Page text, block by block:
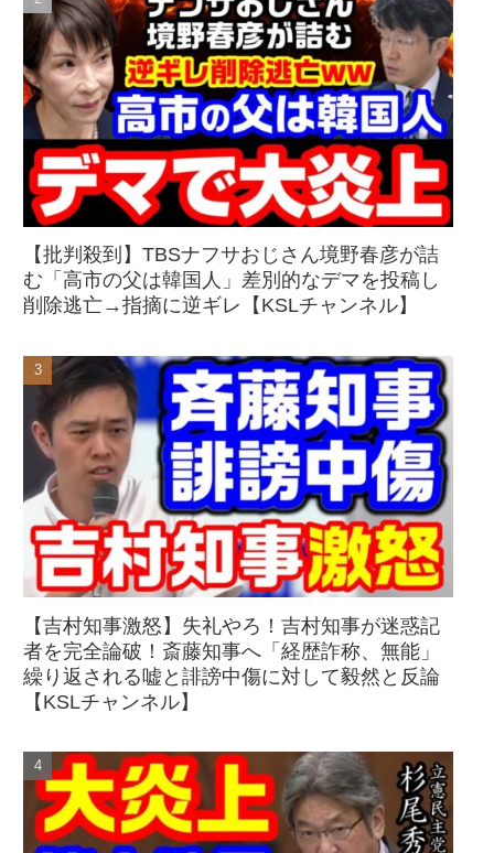
【批判殺到】TBSナフサおじさん境野春彦が詰
む「高市の父は韓国人」差別的なデマを投稿し
削除逃亡→指摘に逆ギレ【KSLチャンネル】
【吉村知事激怒】失礼やろ！吉村知事が迷惑記
者を完全論破！斎藤知事へ「経歴詐称、無能」
繰り返される嘘と誹謗中傷に対して毅然と反論
【KSLチャンネル】